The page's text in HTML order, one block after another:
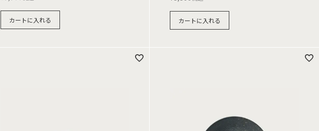
カートに入れる カートに入れる